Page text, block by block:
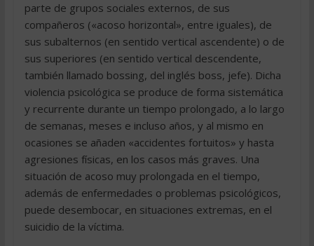
parte de grupos sociales externos, de sus
compañeros («acoso horizontal», entre iguales), de
sus subalternos (en sentido vertical ascendente) o de
sus superiores (en sentido vertical descendente,
también llamado bossing, del inglés boss, jefe). Dicha
violencia psicológica se produce de forma sistemática
y recurrente durante un tiempo prolongado, a lo largo
de semanas, meses e incluso años, y al mismo en
ocasiones se añaden «accidentes fortuitos» y hasta
agresiones físicas, en los casos más graves. Una
situación de acoso muy prolongada en el tiempo,
además de enfermedades o problemas psicológicos,
puede desembocar, en situaciones extremas, en el
suicidio de la víctima.